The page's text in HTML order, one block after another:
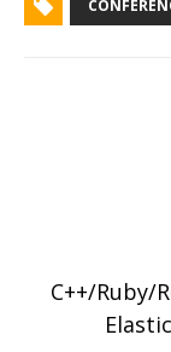
C++/Ruby/